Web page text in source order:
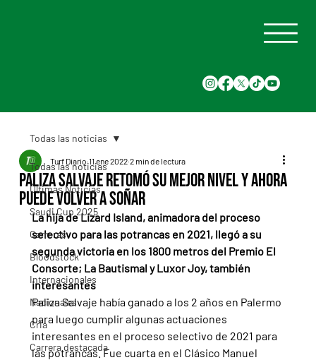
Todas las noticias
Últimas Noticias
Saudi Cup 2025
Carreras
Bloodstock
Internacionales
Nacionales
Cria
Carrera destacada
Todas las noticias
Paliza Salvaje retomó su mejor nivel y ahora
puede volver a soñar
Turf Diario 11 ene 2022 2 min de lectura
La hija de Lizard Island, animadora del proceso
selectivo para las potrancas en 2021, llegó a su
segunda victoria en los 1800 metros del Premio El
Consorte; La Bautismal y Luxor Joy, también
interesantes
Paliza Salvaje había ganado a los 2 años en Palermo
para luego cumplir algunas actuaciones
interesantes en el proceso selectivo de 2021 para
las potrancas. Fue cuarta en el Clásico Manuel